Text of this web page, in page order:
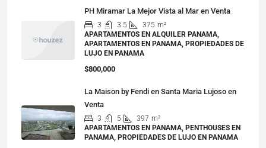
PH Miramar La Mejor Vista al Mar en Venta
3 3.5 375 m²
APARTAMENTOS EN ALQUILER PANAMA,
APARTAMENTOS EN PANAMA, PROPIEDADES DE
LUJO EN PANAMA
$800,000
La Maison by Fendi en Santa Maria Lujoso en
Venta
3 5 397 m²
APARTAMENTOS EN PANAMA, PENTHOUSES EN
PANAMA, PROPIEDADES DE LUJO EN PANAMA